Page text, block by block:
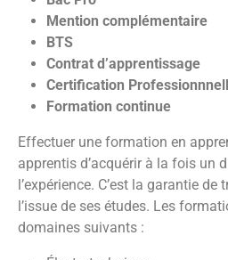
Mention complémentaire
BTS
Contrat d’apprentissage
Certification
Formation continue
Effectuer une formation en
apprentis d’acquérir à la fois un
l’expérience. C’est la garantie
l’issue de ses études. Les
domaines suivants :